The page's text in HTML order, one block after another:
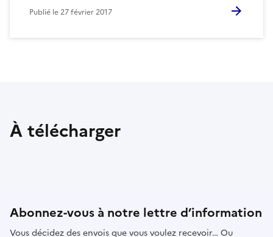
Publié le27 février 2017
À télécharger
Abonnez-vous à notre lettre d’information
Vous décidez des envois que vous voulez recevoir… Ou